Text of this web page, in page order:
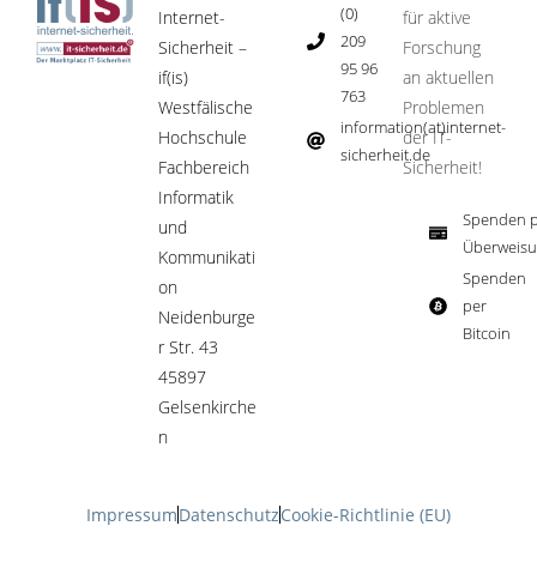
Internet-
Sicherheit –
if(is)
Westfälische
Hochschule
Fachbereich
Informatik
und
Kommunikati
on
Neidenburge
r Str. 43
45897
Gelsenkirche
n
(0)
209
95 96
763
information(at)internet-
sicherheit.de ​
für aktive
Forschung
an aktuellen
Problemen
der IT-
Sicherheit!​
Spenden
Spenden
per
Bitcoin​
ImpressumDatenschutzCookie-Richtlinie (EU)